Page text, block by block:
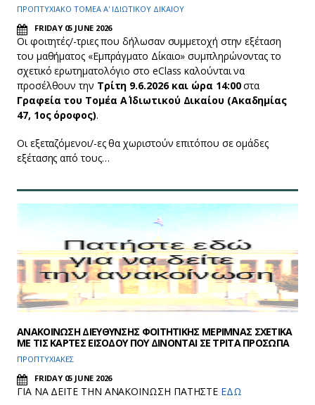
ΠΡΟΠΤΥΧΙΑΚΟ ΤΟΜΕΑ Α' ΙΔΙΩΤΙΚΟΥ ΔΙΚΑΙΟΥ
FRIDAY 05 JUNE 2026
Οι φοιτητές/-τριες που δήλωσαν συμμετοχή στην εξέταση
του μαθήματος «Εμπράγματο Δίκαιο» συμπληρώνοντας το
σχετικό ερωτηματολόγιο στο eClass καλούνται να
προσέλθουν την Τρίτη 9.6.2026 και ώρα 14:00στα
Γραφεία του Τομέα Α΄ Ιδιωτικού Δικαίου (Ακαδημίας
47, 1ος όροφος).
Οι εξεταζόμενοι/-ες θα χωριστούν επιτόπου σε ομάδες
εξέτασης από τους…
ΑΝΑΚΟΙΝΩΣΗ ΔΙΕΥΘΥΝΣΗΣ ΦΟΙΤΗΤΙΚΗΣ ΜΕΡΙΜΝΑΣ ΣΧΕΤΙΚΑ
ΜΕ ΤΙΣ ΚΑΡΤΕΣ ΕΙΣΟΔΟΥ ΠΟΥ ΔΙΝΟΝΤΑΙ ΣΕ ΤΡΙΤΑ ΠΡΟΣΩΠΑ
ΠΡΟΠΤΥΧΙΑΚΕΣ
FRIDAY 05 JUNE 2026
ΓΙΑ ΝΑ ΔΕΙΤΕ ΤΗΝ ΑΝΑΚΟΙΝΩΣΗ ΠΑΤΗΣΤΕ ΕΔΩ